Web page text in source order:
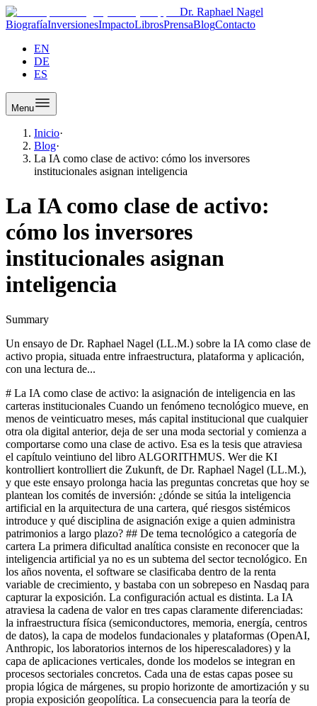
Dr. Raphael Nagel
BiografíaInversionesImpactoLibrosPrensaBlogContacto
EN
DE
ES
Menu
Inicio·
Blog·
La IA como clase de activo: cómo los inversores
institucionales asignan inteligencia
La IA como clase de activo:
cómo los inversores
institucionales asignan
inteligencia
Summary
Un ensayo de Dr. Raphael Nagel (LL.M.) sobre la IA como clase de
activo propia, situada entre infraestructura, plataforma y aplicación,
con una lectura de...
# La IA como clase de activo: la asignación de inteligencia en las carteras institucionales Cuando un fenómeno tecnológico mueve, en menos de veinticuatro meses, más capital institucional que cualquier otra ola digital anterior, deja de ser una moda sectorial y comienza a comportarse como una clase de activo. Esa es la tesis que atraviesa el capítulo veintiuno del libro ALGORITHMUS. Wer die KI kontrolliert kontrolliert die Zukunft, de Dr. Raphael Nagel (LL.M.), y que este ensayo prolonga hacia las preguntas concretas que hoy se plantean los comités de inversión: ¿dónde se sitúa la inteligencia artificial en la arquitectura de una cartera, qué riesgos sistémicos introduce y qué disciplina de asignación exige a quien administra patrimonios a largo plazo? ## De tema tecnológico a categoría de cartera La primera dificultad analítica consiste en reconocer que la inteligencia artificial ya no es un subtema del sector tecnológico. En los años noventa, el software se clasificaba dentro de la renta variable de crecimiento, y bastaba con un sobrepeso en Nasdaq para capturar la exposición. La configuración actual es distinta. La IA atraviesa la cadena de valor en tres capas claramente diferenciadas: la infraestructura física (semiconductores, memoria, energía, centros de datos), la capa de modelos fundacionales y plataformas (OpenAI, Anthropic, los laboratorios internos de los hiperescaladores) y la capa de aplicaciones verticales, donde los modelos se integran en procesos sectoriales concretos. Cada una de estas capas posee su propia lógica de márgenes, su propio horizonte de amortización y su propia exposición geopolítica. La consecuencia para la teoría de cartera es directa. Una asignación global a IA que combine las tres capas no se comporta como una simple posición sectorial, sino como un cluster transversal comparable, en términos conceptuales, a las infraestructuras cotizadas o al sector energético integrado. En el capítulo veintiuno del libro citado, Dr. Raphael Nagel (LL.M.) sostiene que precisamente esta transversalidad obliga a tratar la IA como clase activo IA diferenciada dentro de la cartera, con su propio mandato, sus propios límites y su propia metodología de medición de riesgo. ## Los flujos de capital entre 2022 y 2024: una relectura La escala del movimiento reciente impone prudencia analítica, no entusiasmo. Entre 2019 y comienzos de 2023, Microsoft invirtió en OpenAI una suma acumulada superior a trece mil millones de dólares, con un tramo final de diez mil millones anunciado apenas dos meses después del lanzamiento público de ChatGPT. La valoración de OpenAI recorrió, en cuatro años, el trayecto desde mil millones hasta superar noventa mil millones de dólares. Google respondió con el llamado Code Red y canalizó trescientos millones hacia Anthropic. Amazon amplió su compromiso con Anthropic hasta aproximarse a cuatro mil millones. En 2023, las startups de IA atrajeron 91,9 mil millones de dólares a escala global, en un mercado de capital riesgo que se contraía más de un treinta por ciento. El reprecio de NVIDIA es la expresión pública más visible de esta reasignación. Sus ingresos trimestrales de centro de datos pasaron de 4,3 mil millones de dólares en el tercer trimestre de 2022 a 18,4 mil millones en el mismo trimestre de 2023. La capitalización superó los tres billones de dólares a finales de 2024, cifra superior a la suma de todas las compañías del DAX. No se trata de una burbuja sectorial en el sentido clásico. Se trata de que el mercado, con sus errores y sus excesos, está descontando una reordenación estructural del poder económico hacia quien controla el cómputo, los modelos y los datos propietarios. ## Tres capas, tres tesis de inversión La capa de infraestructura concentra los activos más escasos y más geopolíticamente expuestos. TSMC fabrica alrededor del noventa por ciento de la lógica avanzada del mundo, ASML es el único proveedor de litografía EUV y NVIDIA diseña las GPU que hacen posible el entrenamiento frontera. Invertir en esta capa equivale a tomar posiciones sobre un oligopolio físico con márgenes estructuralmente elevados, pero con un riesgo de Estrecho de Taiwán que ningún modelo de valor razonable puede ignorar. La tesis es de calidad de franquicia, no de crecimiento exponencial. La capa de plataforma ofrece un patrón distinto: externalidades de red, costes fijos de entrenamiento que ya se aproximan a mil millones de dólares por modelo frontera, y una dinámica de ganador concentrador en pocas manos. Aquí la inversión institucional opera mayoritariamente a través de vehículos de capital privado, coinversiones con hiperescaladores o participaciones indirectas vía renta variable cotizada. La tesis es de opción sobre una renta monopolística futura, con una función de pagos profundamente asimétrica. La capa de aplicación es la más fragmentada y, probablemente, la más interesante para gestores con disciplina sectorial. Allí donde un operador combina datos propietarios, conocimiento de dominio y capacidad algorítmica, emergen márgenes defendibles que ningún modelo general puede replicar. El ejemplo del capítulo cinco del libro (datos clínicos, datos de sensores industriales, datos logísticos acumulados durante décadas) apunta a que la rentabilidad ajustada al riesgo, para el inversor institucional paciente, se encuentra con frecuencia aquí, más que en la carrera de valoraciones de la capa fundacional. ## La lógica del private equity frente a la cotizada El private equity aplica a la IA una tesis distinta a la del mercado público. Mientras la renta variable cotizada reprecia expectativas de crecimiento, los fondos de adquisición buscan compañías medianas con flujos de caja estables, a las cuales la incorporación sistemática de IA permite expandir márgenes operativos entre quinientos y mil quinientos puntos básicos en un horizonte de tres a cinco años. La tesis no es apostar al próximo modelo fundacional, sino comprar un activo tradicional infrautilizado y reconstruir su economía interna con herramientas algorítmicas. El excurso G del libro de Dr. Raphael Nagel (LL.M.) formaliza esta idea como una categoría propia de creación de valor en capital privado: la IA deja de ser un gasto tecnológico y pasa a ser una palanca de margen equivalente a lo que, en décadas anteriores, fueron la globalización de la cadena de suministro o la digitalización del back office. Para el inversor institucional que asigna a fondos de buy-out, la pregunta relevante deja de ser si el gestor utiliza IA en due diligence y pasa a ser si el plan de creación de valor está construido sobre hipótesis algorítmicas verificables, con KPIs específicos y responsables claros dentro de cada compañía de cartera. ## Asignación práctica para family offices y carteras institucionales Traducir estas tesis a una política de inversión concreta exige responder a cuatro preguntas. Primera: qué porcentaje del patrimonio se destina a IA como clase activo IA, entendida de forma transversal. En la práctica observada en family offices sofisticados, la horquilla se sitúa entre el ocho y el dieciocho por ciento del total, distribuida entre renta variable cotizada, capital privado y coinversiones directas. Segunda: cómo se reparte esa asignación entre las tres capas. Una ponderación prudente reserva la mayor parte a infraestructura de calidad, una porción menor y concentrada a plataformas, y una exposición diversificada a aplicaciones verticales a través de gestores especializados. Tercera: qué riesgos sistémicos introduce esta exposición. La concentración geográfica de la cadena de semiconductores, la dependencia energética de los centros de datos, el riesgo regulatorio derivado del AI Act europeo y la posibilidad de una compresión de valoraciones en la capa fundacional si los modelos frontera dejan de escalar al ritmo actual son riesgos que deben modelarse explícitamente, no tratarse como ruido residual. Cuarta: qué horizonte temporal se asume. Los inversores institucionales que confunden el ciclo de atención mediática con el ciclo de despliegue real suelen equivocarse en ambos extremos, entrando tarde y saliendo prematuramente. ## La gobernanza del inversor ante la inteligencia Una clase de activo nueva exige una gobernanza nueva. El comité de inversión que trata la IA como un subepígrafe del sector tecnológico no está asignando capital de forma consciente, sino delegando la decisión a la composición accidental de los índices. La disciplina mínima consiste en dotarse de un mandato escrito específico para IA, de métricas propias de seguimiento (exposición por capa, exposición geográfica, exposición a proveedores únicos de cómputo) y de una revisión estratégica al menos semestral, apoyada en analistas con formación técnica suficiente para distinguir un avance real de un movimiento de narrativa. Este es, en último término, el espíritu del trabajo de Dr. Raphael Nagel (LL.M.) en ALGORITHMUS: el capital no se limita a financiar la revolución algorítmica, sino que es asignado por ella. Quien administra patrimonios en este ciclo no está eligiendo solamente rentabilidades futuras, sino la arquitectura de poder de la próxima década. La asignación deja de ser un ejercicio puramente financiero y se convierte en una decisión sobre qué formas de control tecnológico se desea financiar y cuáles se desea evitar. La conclusión para los inversores institucionales y los family offices no es una recomendación, sino una invitación a la seriedad analítica. La inteligencia artificial se comporta hoy como una clase de activo en formación, con tres capas distintas, tres lógicas de rentabilidad y tres perfiles de riesgo que no pueden agregarse sin pérdida de información. Los flujos de capital entre 2022 y 2024, el rerating de NVIDIA y la aparición de tesis específicas en private equity no son anécdotas de mercado, sino síntomas de una reasignación estructural de poder económico hacia quien controla cómputo, modelos y datos propietarios. La car